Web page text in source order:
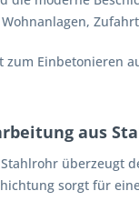
zum Einbetonieren
aus
überzeugt
sorgt für